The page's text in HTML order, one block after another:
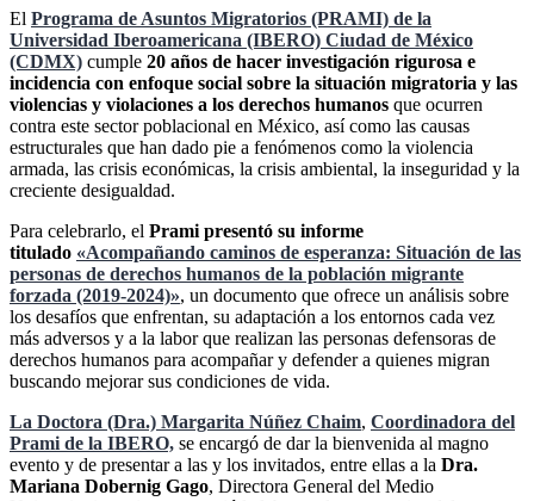
El Programa de Asuntos Migratorios (PRAMI) de la
Universidad Iberoamericana (IBERO) Ciudad de México
(CDMX) cumple 20 años de hacer investigación rigurosa e
incidencia con enfoque social sobre la situación migratoria y las
violencias y violaciones a los derechos humanos que ocurren
contra este sector poblacional en México, así como las causas
estructurales que han dado pie a fenómenos como la violencia
armada, las crisis económicas, la crisis ambiental, la inseguridad y la
creciente desigualdad.
Para celebrarlo, el Prami presentó su informe
titulado «Acompañando caminos de esperanza: Situación de las
personas de derechos humanos de la población migrante
forzada (2019-2024)», un documento que ofrece un análisis sobre
los desafíos que enfrentan, su adaptación a los entornos cada vez
más adversos y a la labor que realizan las personas defensoras de
derechos humanos para acompañar y defender a quienes migran
buscando mejorar sus condiciones de vida.
La Doctora (Dra.) Margarita Núñez Chaim, Coordinadora del
Prami de la IBERO, se encargó de dar la bienvenida al magno
evento y de presentar a las y los invitados, entre ellas a la Dra.
Mariana Dobernig Gago, Directora General del Medio